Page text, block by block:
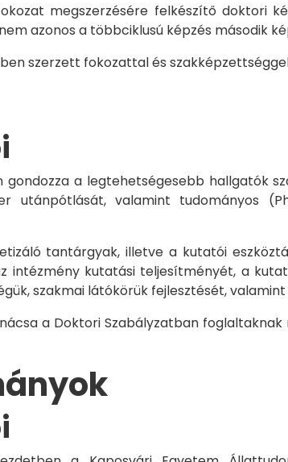
megszerzésére felkészítő doktori
azonos a többciklusú képzés második
szerzett fokozattal és
a legtehetségesebb hallgatók
utánpótlását, valamint tudományos
tantárgyak, illetve a kutatói
kutatási teljesítményét, a
szakmai látókörük fejlesztését,
a Doktori Szabályzatban